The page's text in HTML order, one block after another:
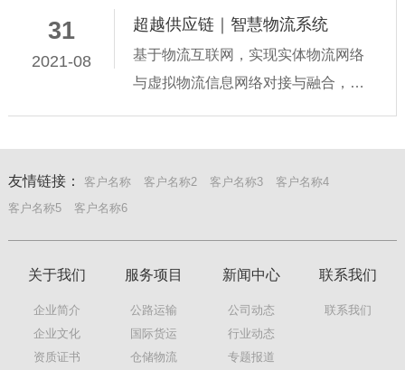
效率大幅提升等特点。不同于传统仓
31
2021-08
超越供应链｜智慧物流系统
基于物流互联网，实现实体物流网络
与虚拟物流信息网络对接与融合，实
友情链接： 客户名称 客户名称2 客户名称3
客户名称4
客户名称5
客户名称6
关于我们
企业简介
企业文化
资质证书
服务项目
公路运输
国际货运
仓储物流
新闻中心
公司动态
行业动态
专题报道
联系我们
联系我们